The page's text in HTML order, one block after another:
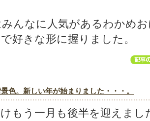
んなに人気があるわかめ
好きな形に握りました。
色。新しい年が始まりました・・・。
もう一月も後半を迎えま